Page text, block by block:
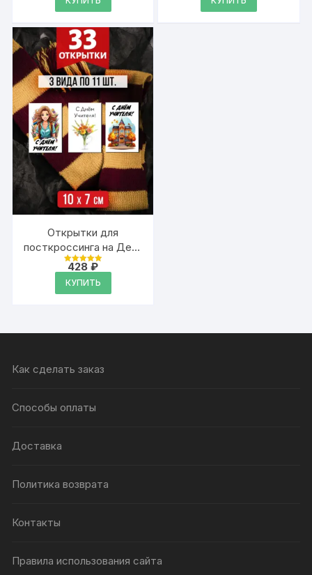
Открытки для
посткроссинга на День
Учителя, 33 шт.
Оценка
из 5
428₽
КУПИТЬ
Как сделать заказ
Способы оплаты
Доставка
Политика возврата
Контакты
Правила использования сайта